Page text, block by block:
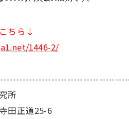
ちら↓
1446-2/
所
田正道25-6